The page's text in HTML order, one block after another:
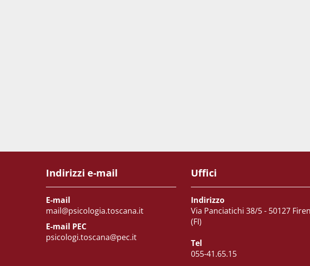
Indirizzi e-mail
E-mail
mail@psicologia.toscana.it
E-mail PEC
psicologi.toscana@pec.it
Uffici
Indirizzo
Via Panciatichi 38/5 - 50127
(FI)
Tel
055-41.65.15